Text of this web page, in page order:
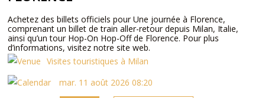
Achetez des billets officiels pour Une journée à Florence,
comprenant un billet de train aller-retour depuis Milan, Italie,
ainsi qu’un tour Hop-On Hop-Off de Florence. Pour plus
d’informations, visitez notre site web.
Visites touristiques à Milan
mar. 11 août 2026 08:20